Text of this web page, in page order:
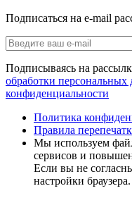
Подписаться на e-mail
Подписываясь на
обработки персональных
конфиденциальности
Политика
Правила
Мы используем
сервисов и
Если вы не
настройки браузера.